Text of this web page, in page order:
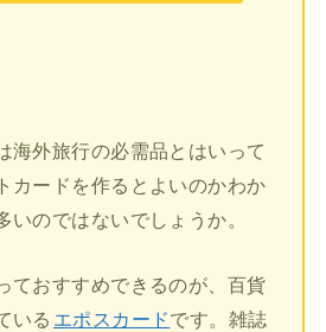
海外旅行の必需品とはいって
カードを作るとよいのかわか
いのではないでしょうか。
ておすすめできるのが、百貨
いる エポスカードです。雑誌